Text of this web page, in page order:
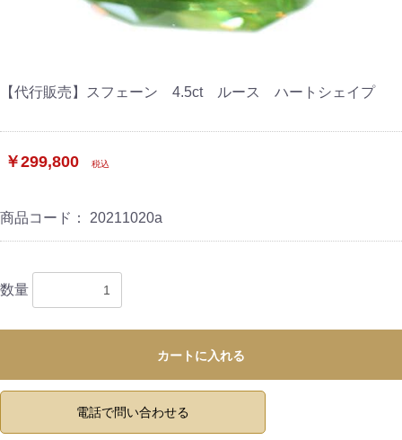
【代行販売】スフェーン 4.5ct ルース ハートシェイプ
￥299,800 税込
商品コード： 20211020a
数量
カートに入れる
電話で問い合わせる